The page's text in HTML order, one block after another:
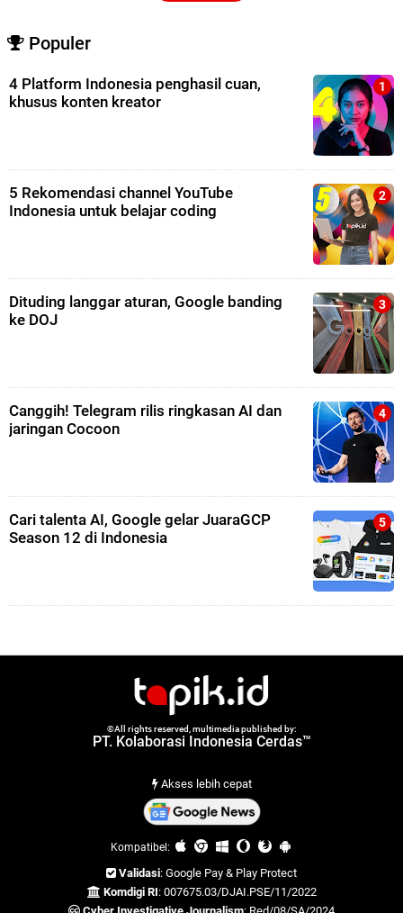
Populer
4 Platform Indonesia penghasil cuan,
khusus konten kreator
5 Rekomendasi channel YouTube
Indonesia untuk belajar coding
Dituding langgar aturan, Google banding
ke DOJ
Canggih! Telegram rilis ringkasan AI dan
jaringan Cocoon
Cari talenta AI, Google gelar JuaraGCP
Season 12 di Indonesia
©All rights reserved, multimedia published by:
PT. Kolaborasi Indonesia Cerdas™
Akses lebih cepat
Kompatibel:
Validasi: Google Pay & Play Protect
Komdigi RI: 007675.03/DJAI.PSE/11/2022